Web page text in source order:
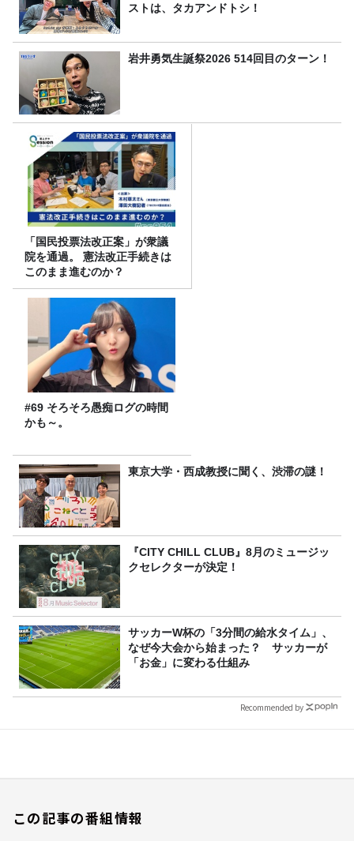
ストは、タカアンドトシ！
岩井勇気生誕祭2026 514回目のターン！
「国民投票法改正案」が衆議
院を通過。 憲法改正手続きは
このまま進むのか？
#69 そろそろ愚痴ログの時間
かも～。
東京大学・西成教授に聞く、渋滞の謎！
『CITY CHILL CLUB』8月のミュージッ
クセレクターが決定！
サッカーW杯の「3分間の給水タイム」、
なぜ今大会から始まった？ サッカーが
「お金」に変わる仕組み
Recommended by
この記事の番組情報